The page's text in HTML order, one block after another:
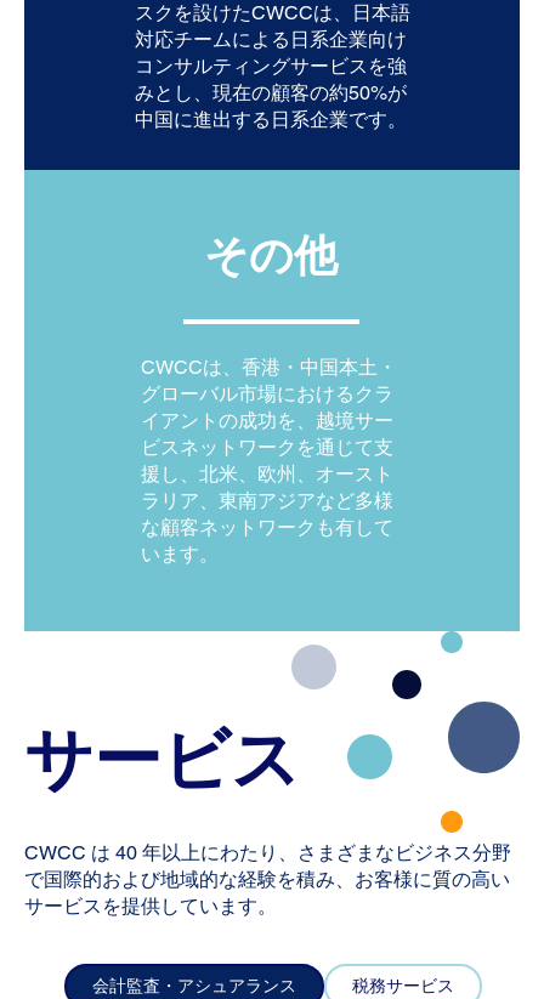
スクを設けたCWCCは、日本語
対応チームによる日系企業向け
コンサルティングサービスを強
みとし、現在の顧客の約50%が
中国に進出する日系企業です。
その他
CWCCは、香港・中国本土・
グローバル市場におけるクラ
イアントの成功を、越境サー
ビスネットワークを通じて支
援し、北米、欧州、オースト
ラリア、東南アジアなど多様
な顧客ネットワークも有して
います。
サービス
CWCC は 40 年以上にわたり、さまざまなビジネス分野
で国際的および地域的な経験を積み、お客様に質の高い
サービスを提供しています。
会計監査・アシュアランス
税務サービス